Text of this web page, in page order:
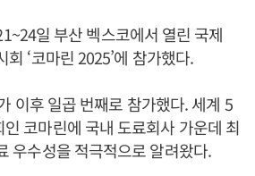
일 부산 벡스코에서 열린 국제
‘코마린 2025’에 참가했다.
이후 일곱 번째로 참가했다. 세계 5
코마린에 국내 도료회사 가운데 최
우수성을 적극적으로 알려왔다.